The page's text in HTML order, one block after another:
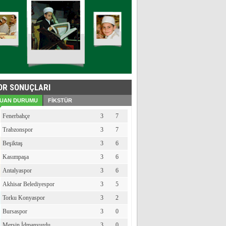
SONUÇLARI
DURUMU FİKSTÜR
Fenerbahçe 3 7
Trabzonspor 3 7
Beşiktaş 3 6
Kasımpaşa 3 6
Antalyaspor 3 6
Akhisar Belediyespor 3 5
Torku Konyaspor 3 2
Bursaspor 3 0